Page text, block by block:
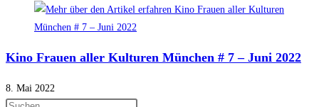
Kino Frauen aller Kulturen München # 7 – Juni 2022
8. Mai 2022